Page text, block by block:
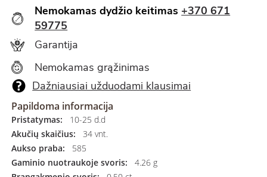
Nemokamas dydžio keitimas +370 671
59775
Garantija
Nemokamas grąžinimas
Dažniausiai užduodami klausimai
Papildoma informacija
Pristatymas:
10-25 d.d
Akučių skaičius:
34 vnt.
Aukso praba:
585
Gaminio nuotraukoje svoris:
4.26 g